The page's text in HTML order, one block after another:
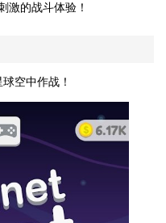
激的战斗体验！
空中作战！